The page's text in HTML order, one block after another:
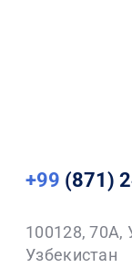
+99 (871)
100128, 70A,
Узбекистан